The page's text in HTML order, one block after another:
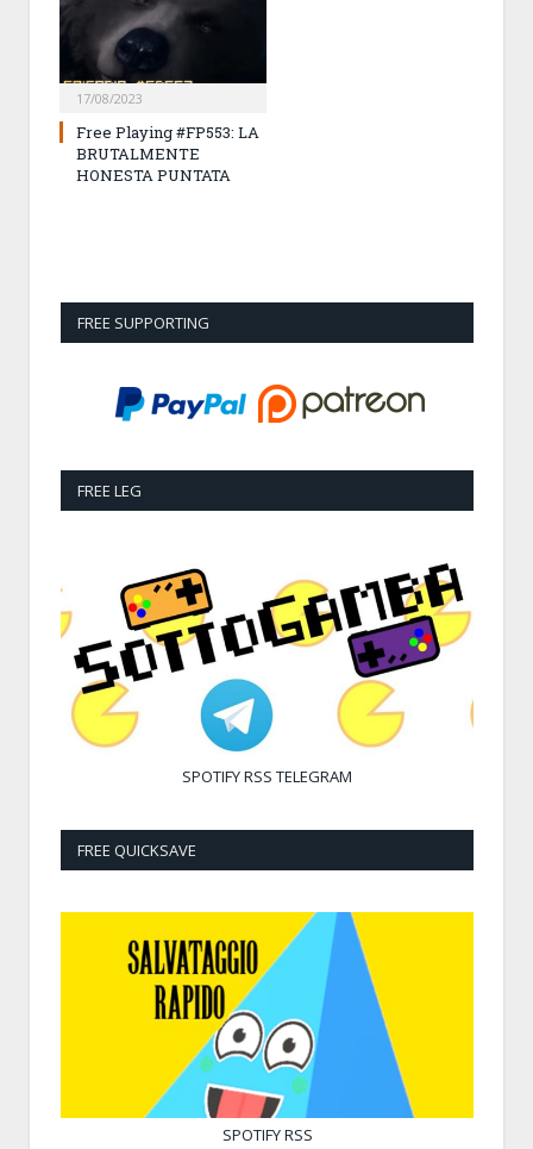
17/08/2023
Free Playing #FP553: LA
BRUTALMENTE
HONESTA PUNTATA
FREE SUPPORTING
FREE LEG
SPOTIFYRSS TELEGRAM
FREE QUICKSAVE
SPOTIFYRSS